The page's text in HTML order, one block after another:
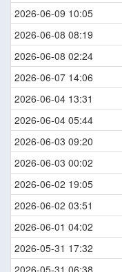
2026-06-09 10:05
2026-06-08 08:19
2026-06-08 02:24
2026-06-07 14:06
2026-06-04 13:31
2026-06-04 05:44
2026-06-03 09:20
2026-06-03 00:02
2026-06-02 19:05
2026-06-02 03:51
2026-06-01 04:02
2026-05-31 17:32